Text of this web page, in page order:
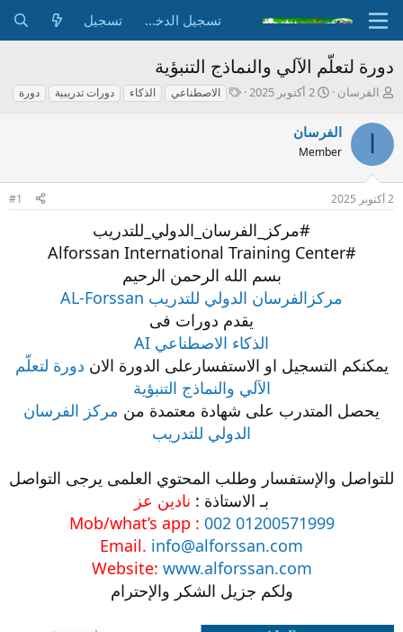
تسجيل الدخول تسجيل
دورة لتعلّم الآلي والنماذج التنبؤية
ب
د
و
الفرسان
ت
ي
خ
ل
2 أكتوبر 2025
ا الاصطناعي الذكاء دورات تدريبية دورة
الفرسان
Member
2 أكتوبر 2025 #1
#مركز_الفرسان_الدولي_للتدريب
#Alforssan International Training Center
بسم الله الرحمن الرحيم
مركزالفرسان الدولي للتدريب AL-Forssan
يقدم دورات فى
الذكاء الاصطناعي AI
يمكنكم التسجيل او الاستفسارعلى الدورة الان دورة لتعلّم
الآلي والنماذج التنبؤية
يحصل المتدرب على شهادة معتمدة من مركز الفرسان
الدولي للتدريب
للتواصل والإستفسار وطلب المحتوي العلمى يرجى التواصل
بـ الاستاذة : نادين عز
Mob/what’s app : 002 01200571999
Email. info@alforssan.com
Website: www.alforssan.com
ولكم جزيل الشكر والإحترام